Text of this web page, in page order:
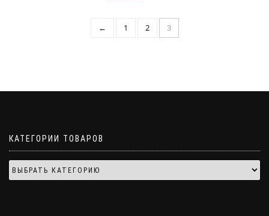
← 1 2 3
КАТЕГОРИИ ТОВАРОВ